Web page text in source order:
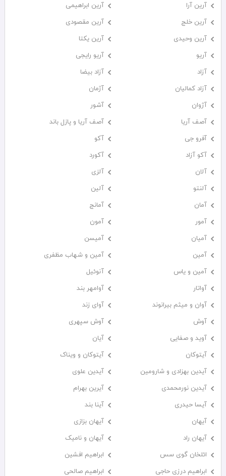
آرین آرا
آرین ابراهیمی
آرین خلج
آرین مقصودی
آرین وحیدی
آرین یکتا
آریو
آریو رایجی
آزاد
آزاد بیضا
آزاد کمالیان
آژمان
آژوان
آشور
آصف آریا
آصف آریا و پازل باند
آفرو جی
آکو
آکو آزاد
آکورد
آلان
آلزی
آلنتو
آلین
آمان
آمانج
آمور
آمون
آمیان
آمیسن
آمین
آمین و شهاب مظفری
آمین و یاس
آنوئیل
آواتار
آوامهر بند
آوان و میثم بیرانوند
آوای زند
آوش
آوش سپهری
آوید و صفایی
آیان
آیتوکان
آیتوکان و ویناک
آیدین بهزادی و شارومین
آیدین علوی
آیدین نورمحمدی
آیرین بهرام
آیسا حیدری
آینا بند
آیهان
آیهان بزازی
آیهان راد
آیهان و نامیک
ائلخان گوی سس
ابراهیم افشین
ابراهیم درزی حاجی
ابراهیم صالحی